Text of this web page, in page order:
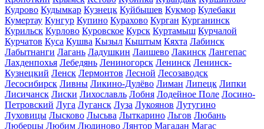
Кудрово Кудымкар Кузнецк Куйбышев Кукмор Кулебаки
Кумертау Кунгур Купино Курахово Курган Курганинск
Курильск Курлово Куровское Курск Куртамыш Курчалой
Курчатов Куса Кушва Кызыл Кыштым Кяхта Лабинск
Лабытнанги Лагань Ладушкин Лаишево Лакинск Лангепас
Лахденпохья Лебедянь Лениногорск Ленинск Ленинск-
Кузнецкий Ленск Лермонтов Лесной Лесозаводск
Лесосибирск Ливны Ликино-Дулёво Лиман Липецк Липки
Лисичанск Лиски Лихославль Лобня Лодейное Поле Лосино-
Петровский Луга Луганск Луза Лукоянов Лутугино
Луховицы Лысково Лысьва Лыткарино Льгов Любань
Люберцы Любим Людиново Лянтор Магадан Магас